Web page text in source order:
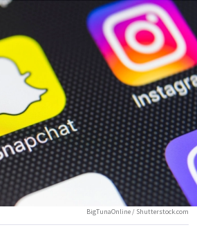
BigTunaOnline / Shutterstock.com